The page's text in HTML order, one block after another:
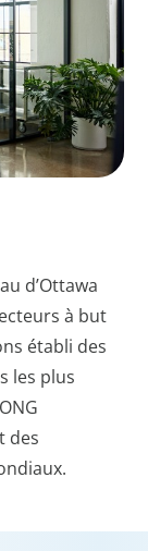
d’Ottawa
à but
établi des
les plus
des